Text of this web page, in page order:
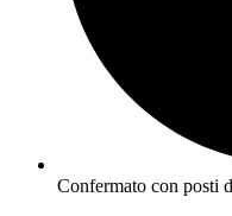
Confermato con posti